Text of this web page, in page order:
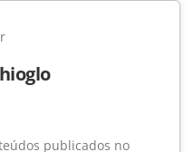
publicados no